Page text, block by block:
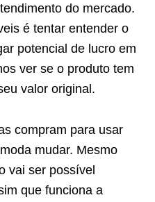
do mercado.
é tentar entender o
potencial de lucro em
ver se o produto tem
valor original.
compram para usar
mudar. Mesmo
vai ser possível
que funciona a